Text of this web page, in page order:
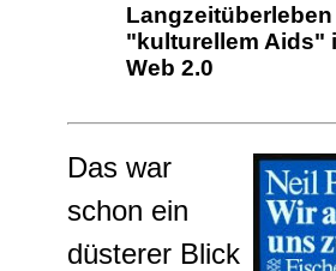
"kulturellem Aids"
Web 2.0
Das war
schon ein
düsterer Blick